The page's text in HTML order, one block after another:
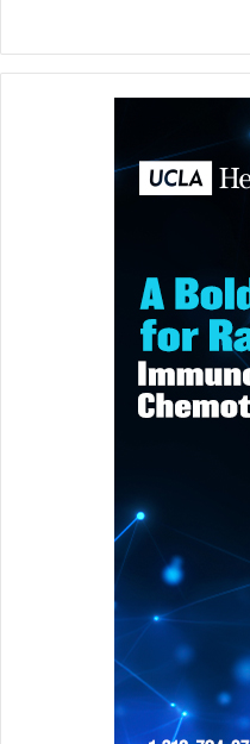
ثنيات المرفق
السوائل منها
وتقشره.
إلا أنه يتوافر
التي
والحد من
للإرشادات
بالإضافة إلى
ومراهم
وهي أدوية مضادة
الرئيسية